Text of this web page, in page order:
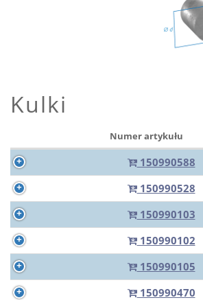
Kulki
Numer artykułu
150990588
150990528
150990103
150990102
150990105
150990470